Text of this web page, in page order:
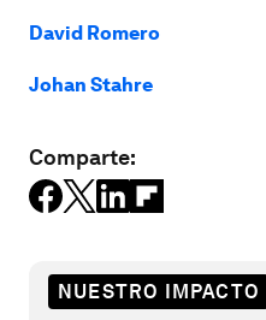
David Romero
Johan Stahre
Comparte:
NUESTRO IMPACTO